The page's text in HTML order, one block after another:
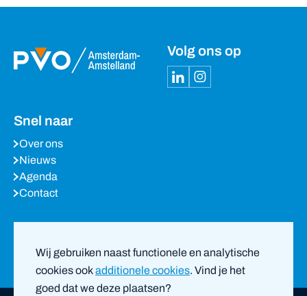
Wij gebruiken naast functionele en analytische
cookies ookadditionele cookies. Vind je het
goed dat we deze plaatsen?
Volg ons op
Snel naar
Over ons
Nieuws
Agenda
Contact